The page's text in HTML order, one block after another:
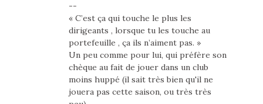
--
« C’est ça qui touche le plus les
dirigeants , lorsque tu les touche au
portefeuille , ça ils n’aiment pas. »
Un peu comme pour lui, qui préfère son
chèque au fait de jouer dans un club
moins huppé (il sait très bien qu'il ne
jouera pas cette saison, ou très très